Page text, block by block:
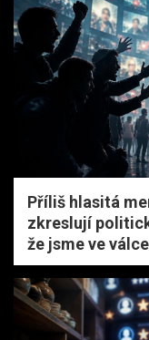
Příliš hlasitá
zkreslují
že jsme ve válce